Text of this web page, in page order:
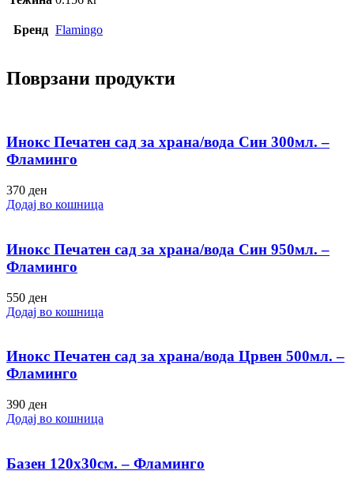
Бренд Flamingo
Поврзани продукти
Инокс Печатен сад за храна/вода Син 300мл. –
Фламинго
370 ден
Додај во кошница
Инокс Печатен сад за храна/вода Син 950мл. –
Фламинго
550 ден
Додај во кошница
Инокс Печатен сад за храна/вода Црвен 500мл. –
Фламинго
390 ден
Додај во кошница
Базен 120х30см. – Фламинго